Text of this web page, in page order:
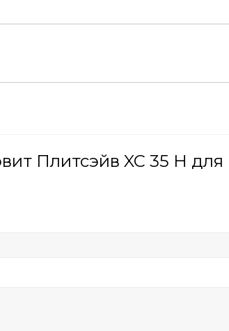
Плитсэйв XC 35 H